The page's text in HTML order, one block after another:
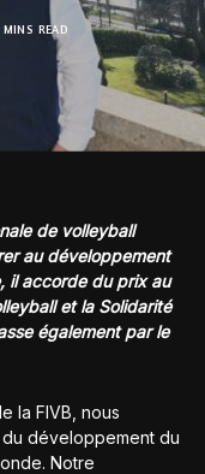
MINS READ
de volleyball
au développement
il accorde du prix au
et la Solidarité
également par le
la FIVB, nous
développement du
Notre